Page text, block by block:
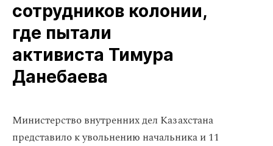
сотрудников колонии,
где пытали
активиста Тимура
Данебаева
Министерство внутренних дел Казахстана
представило к увольнению начальника и 11